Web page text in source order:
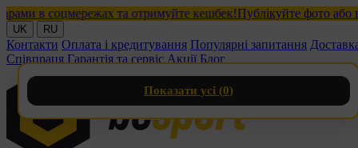
в соцмережах та отримуйте кешбек!Публікуйте фото або
UK RU
Контакти Оплата і кредитування Популярні запитання
Співпраця Гарантія та сервіс Акції Блог
Показати усі (0)